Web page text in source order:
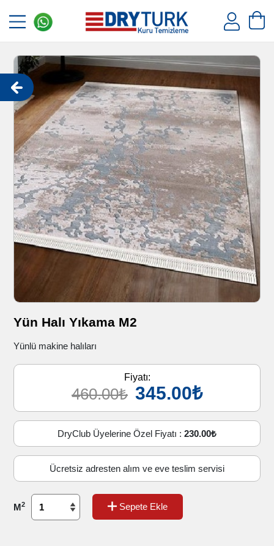
Yün Halı Yıkama M2
Yünlü makine halıları
Fiyatı:
460.00₺ 345.00₺
DryClub Üyelerine Özel Fiyatı : 230.00₺
Ücretsiz adresten alım ve eve teslim servisi
M2 Sepete Ekle